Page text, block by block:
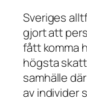
Sveriges
gjort att
fått komma
högsta
samhälle
av individer